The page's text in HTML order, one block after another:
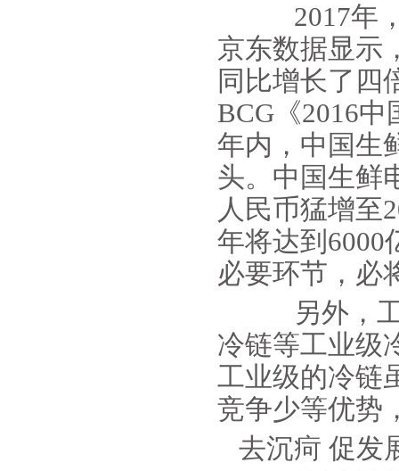
2017年，
京东数据显示
同比增长了四
BCG《2016
年内，中国生
头。中国生鲜
人民币猛增至
年将达到6000
必要环节，必
另外，工
冷链等工业级
工业级的冷链
竞争少等优势
去沉疴 促